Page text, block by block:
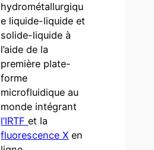
hydrométallurgiqu
e liquide-liquide et
solide-liquide à
l’aide de la
première plate-
forme
microfluidique au
monde intégrant
l’IRTFet la
fluorescence X en